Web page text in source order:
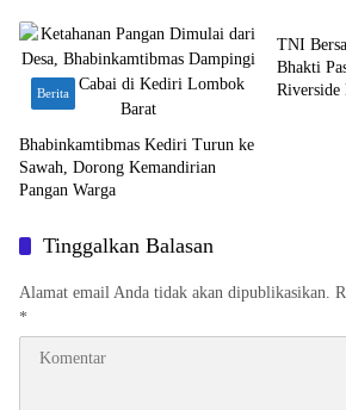
Berita
Bhabinkamtibmas Kediri Turun ke
Sawah, Dorong Kemandirian
Pangan Warga
TNI
Bhakti
Riverside
Tinggalkan Balasan
Alamat email Anda tidak akan dipublikasikan.
*